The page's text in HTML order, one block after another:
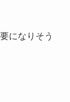
になりそう